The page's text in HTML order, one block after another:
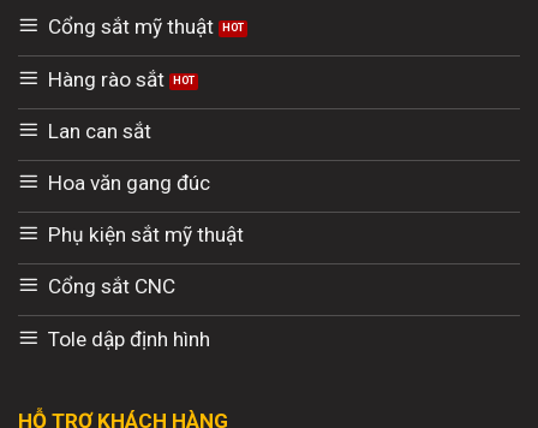
Cổng sắt mỹ thuật
Hàng rào sắt
Lan can sắt
Hoa văn gang đúc
Phụ kiện sắt mỹ thuật
Cổng sắt CNC
Tole dập định hình
HỖ TRỢ KHÁCH HÀNG